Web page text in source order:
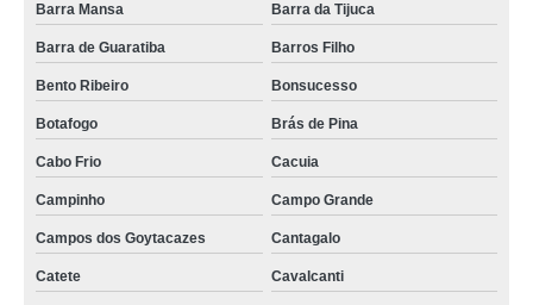
projeto para rack ti parede metálico São Gonçalo
qual o preço de rack ti de aluminio Vargem Grande
projeto para rack de metal para ti Sorocaba
rack de ti data center valor Limão
racks metálico de ti Franco da Rocha
rack ti de aluminio valor Jardim Iguatemi
qual o preço de rack de ti metálico Salesópolis
Barra Mansa Barra da Tijuca
Barra de Guaratiba Barros Filho
Bento Ribeiro Bonsucesso
Botafogo Brás de Pina
Cabo Frio Cacuia
Campinho Campo Grande
Campos dos Goytacazes Cantagalo
Catete Cavalcanti